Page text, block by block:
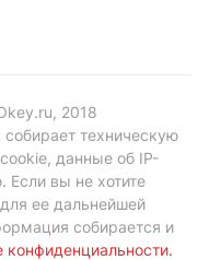
2018
техническую
данные об IP-
Если вы не хотите
ее дальнейшей
собирается и
конфиденциальности.